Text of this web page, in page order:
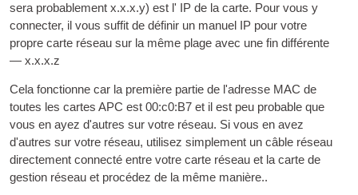
sera probablement x.x.x.y) est l' IP de la carte. Pour vous y
connecter, il vous suffit de définir un manuel IP pour votre
propre carte réseau sur la même plage avec une fin différente
— x.x.x.z
Cela fonctionne car la première partie de l'adresse MAC de
toutes les cartes APC est 00:c0:B7 et il est peu probable que
vous en ayez d'autres sur votre réseau. Si vous en avez
d'autres sur votre réseau, utilisez simplement un câble réseau
directement connecté entre votre carte réseau et la carte de
gestion réseau et procédez de la même manière..